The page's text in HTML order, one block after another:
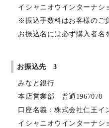
イシャニオウインターナシ
※振込手数料はお客様のご
お振込名には必ず購入者名
お振込先 3
みなと銀行
本店営業部 普通1967078
口座名義：株式会社仁王イ
イシャニオウインターナシ